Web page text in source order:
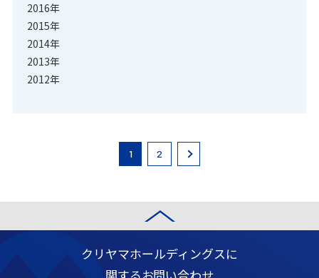
2016年
2015年
2014年
2013年
2012年
1 2
クリヤマホールディングスに